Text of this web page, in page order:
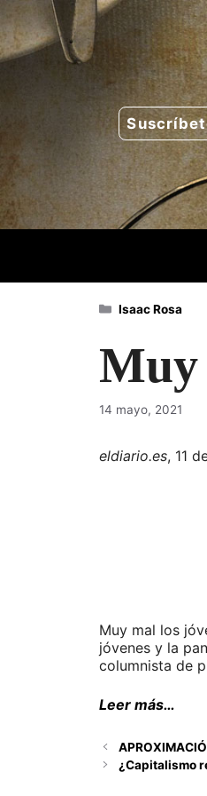
Saltar
al
contenido
Muy
14 mayo, 2021
eldiario.es, 11
Muy mal los
jóvenes y la
columnista de
Leer más…
Categorías
Isaac Rosa
¿Capitalismo